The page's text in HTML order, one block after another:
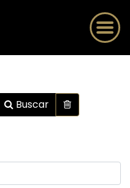
Buscar